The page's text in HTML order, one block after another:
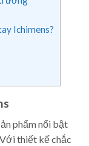
Ichimens?
phẩm nổi bật
thiết kế chắc